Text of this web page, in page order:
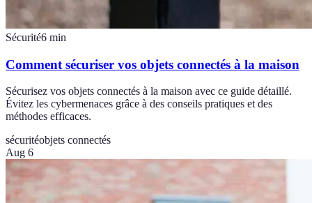
Sécurité6 min
Comment sécuriser vos objets connectés à la maison
Sécurisez vos objets connectés à la maison avec ce guide détaillé.
Évitez les cybermenaces grâce à des conseils pratiques et des
méthodes efficaces.
sécuritéobjets connectés
Aug 6